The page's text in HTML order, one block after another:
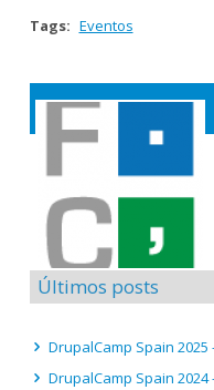
Tags: Eventos
Últimos posts
DrupalCamp Spain
DrupalCamp Spain 2024